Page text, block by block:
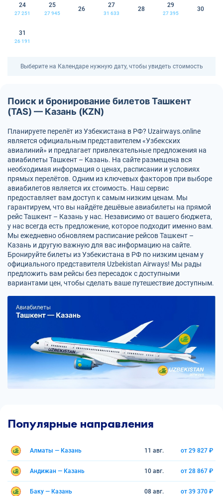
24
27 251
25
27 945
26
27
31 633
28
29
27 395
30
31
26 191
Выберите на Календаре нужную дату, чтобы увидеть стоимость
Поиск и бронирование билетов Ташкент
(TAS) — Казань (KZN)
Планируете перелёт из Узбекистана в РФ? Uzairways.online
является официальным представителем «Узбекских
авиалиний» и предлагает привлекательные предложения на
авиабилеты Ташкент – Казань. На сайте размещена вся
необходимая информация о ценах, расписании и условиях
прямых перелётов. Одним из ключевых факторов при выборе
авиабилетов является их стоимость. Наш сервис
предоставляет вам доступ к самым низким ценам. Мы
гарантируем, что вы найдёте дешёвые авиабилеты на прямой
рейс Ташкент – Казань у нас. Независимо от вашего бюджета,
у нас всегда есть предложение, которое подходит именно вам.
Мы ежедневно обновляем расписание рейсов Ташкент –
Казань и другую важную для вас информацию на сайте.
Бронируйте билеты из Узбекистана в РФ по низким ценам у
официального представителя Uzbekistan Airways! Мы рады
предложить вам рейсы без пересадок с доступными
вариантами цен, чтобы сделать ваше путешествие доступным.
Популярные направления
Алматы — Казань 11 авг. от 29 827 ₽
Андижан — Казань 10 авг. от 28 867 ₽
Баку — Казань 08 авг. от 39 370 ₽